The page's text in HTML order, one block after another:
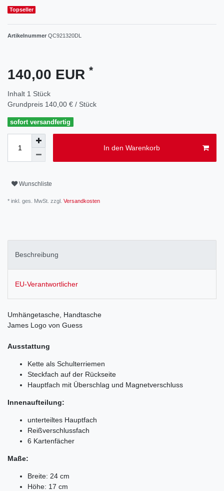
Topseller
Artikelnummer QC921320DL
140,00 EUR *
Inhalt 1 Stück
Grundpreis 140,00 € / Stück
sofort versandfertig
In den Warenkorb
Wunschliste
* inkl. ges. MwSt. zzgl. Versandkosten
Beschreibung
EU-Verantwortlicher
Umhängetasche, Handtasche
James Logo von Guess
Ausstattung
Kette als Schulterriemen
Steckfach auf der Rückseite
Hauptfach mit Überschlag und Magnetverschluss
Innenaufteilung:
unterteiltes Hauptfach
Reißverschlussfach
6 Kartenfächer
Maße:
Breite: 24 cm
Höhe: 17 cm